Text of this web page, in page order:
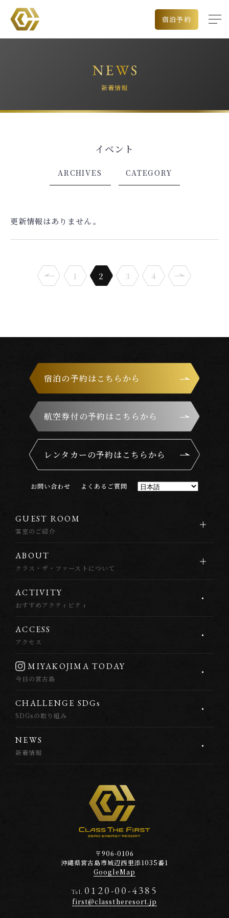
宿泊予約
新着情報
イベント
ARCHIVES CATEGORY
更新情報はありません。
1 2 3 4
〒906-0106
沖縄県宮古島市城辺西里添1035番1
GoogleMap
Tel. 0120-00-4385
first@classtheresort.jp
GUEST ROOM
客室のご紹介
ABOUT
クラス・ザ・ファーストについて
ACTIVITY
おすすめアクティビティ
ACCESS
アクセス
MIYAKOJIMA TODAY
今日の宮古島
CHALLENGE SDGs
SDGsの取り組み
NEWS
新着情報
宿泊の予約はこちらから
航空券付の予約はこちらから
レンタカーの予約はこちらから
お問い合わせ よ く あ る ご質問
検索する